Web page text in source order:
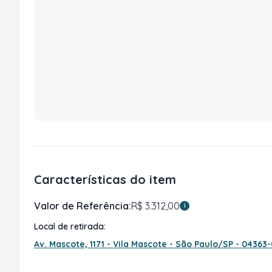
Características do item
Valor de Referência:R$ 3.312,00 i
Local de retirada:
Av. Mascote, 1171 - Vila Mascote - São Paulo/SP - 04363-